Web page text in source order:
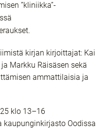
”kliniikka”-
kirjan kirjoittajat: Kai
Markku Räisäsen sekä
ammattilaisia ja
klo 13–16
kaupunginkirjasto Oodissa